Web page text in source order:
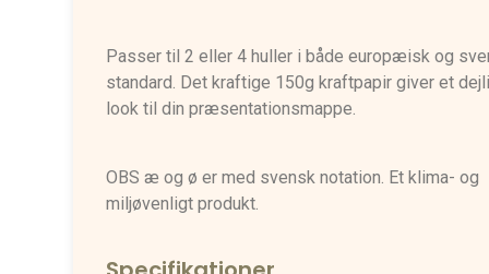
Passer til 2 eller 4 huller i både europæisk og
standard. Det kraftige 150g kraftpapir giver et
look til din præsentationsmappe.
OBS æ og ø er med svensk notation. Et klima- og
miljøvenligt produkt.